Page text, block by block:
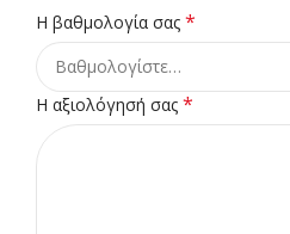
Η βαθμολογία σας *
Η αξιολόγησή σας *